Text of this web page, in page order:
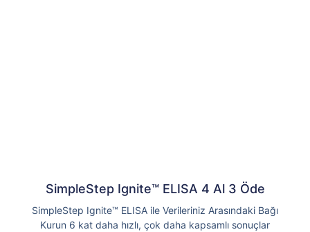
SimpleStep Ignite™ ELISA 4 Al 3 Öde
SimpleStep Ignite™ ELISA ile Verileriniz Arasındaki Bağı
Kurun 6 kat daha hızlı, çok daha kapsamlı sonuçlar